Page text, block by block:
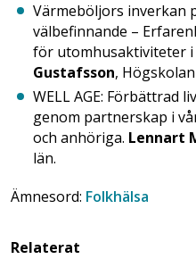
Värmeböljors inverkan
välbefinnande –
för utomhusaktiviteter i
Gustafsson,
WELL AGE: Förbättrad
genom partnerskap i
och anhöriga. Lennart
län.
Ämnesord: Folkhälsa
Relaterat